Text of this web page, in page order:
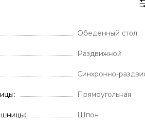
Обеденный стол
Раздвижной
Синхронно-
Прямоугольная
Шпон